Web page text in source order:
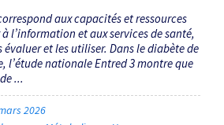
aux capacités et ressources
l’information et aux services de santé,
évaluer et les utiliser. Dans le diabète de
l’étude nationale Entred 3 montre que
...
2026